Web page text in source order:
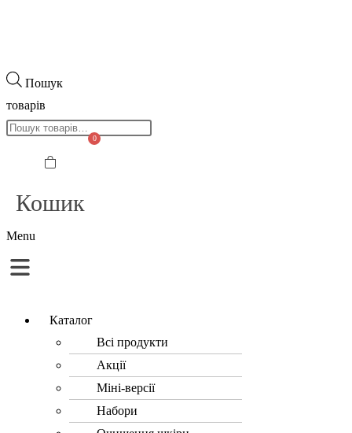
Пошук
товарів
0
Кошик
Menu
Каталог
Всі продукти
Акції
Міні-версії
Набори